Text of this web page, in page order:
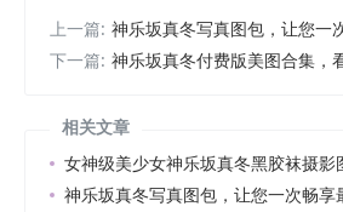
上一篇: 神乐坂真冬写真图包，让您一
下一篇: 神乐坂真冬付费版美图合集，
相关文章
女神级美少女神乐坂真冬黑胶袜摄影
神乐坂真冬写真图包，让您一次畅享